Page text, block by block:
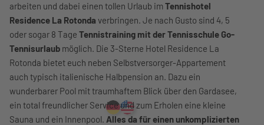
arbeiten und dabei einen tollen Urlaub imTennishotel
Residence La Rotonda verbringen. Je nach Gusto sind 4, 5
oder sogar 8 Tage Tennistraining mit der Tennisschule Go-
Tennisurlaub möglich. Die 3-Sterne Hotel Residence La
Rotonda bietet euch neben Selbstversorger-Appartement
auch typisch italienische Halbpension an. Dazu ein
wunderbarer Pool mit traumhaftem Blick über den Gardasee,
ein total freundlicher Service und zum Erholen eine kleine
Sauna und ein Innenpool. Alles da für einen unkomplizierten